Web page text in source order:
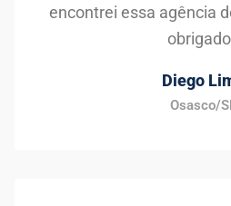
encontrei essa agência
Diego
Osasco/